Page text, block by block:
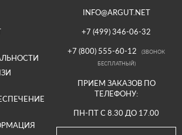
INFO@ARGUT.NET
+7 (499) 346-06-32
+7 (800) 555-60-12
(ЗВОНОК
БЕСПЛАТНЫЙ)
ПРИЕМ ЗАКАЗОВ ПО
ТЕЛЕФОНУ:
ПН-ПТ С 8.30 ДО 17.00